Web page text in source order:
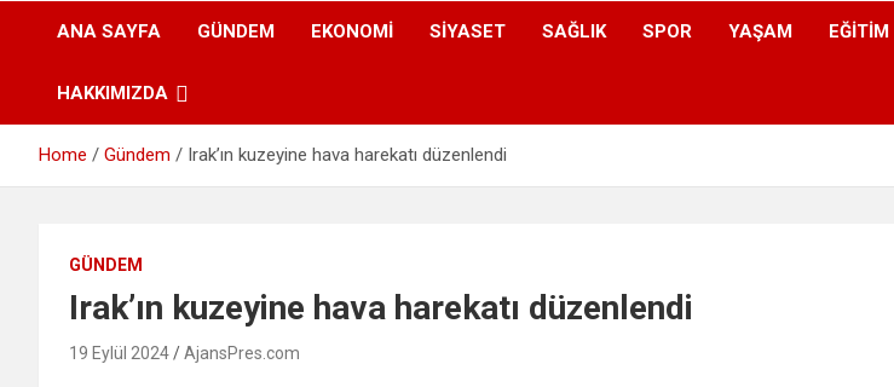
ANA SAYFA GÜNDEM EKONOMI SIYASET SAĞLIK SPOR YAŞAM EĞITIM
HAKKIMIZDA
Home Gündem Irak’ın kuzeyine hava harekatı düzenlendi
GÜNDEM
Irak’ın kuzeyine hava harekatı düzenlendi
19 Eylül 2024 AjansPres.com